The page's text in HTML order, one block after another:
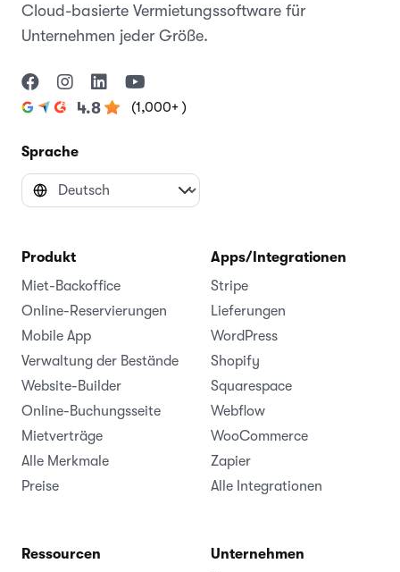
Cloud-basierte Vermietungssoftware für
Unternehmen jeder Größe.
4.8 (1,000+ )
Sprache
Produkt
Miet-Backoffice
Online-Reservierungen
Mobile App
Verwaltung der Bestände
Website-Builder
Online-Buchungsseite
Mietverträge
Alle Merkmale
Preise
Apps/Integrationen
Stripe
Lieferungen
WordPress
Shopify
Squarespace
Webflow
WooCommerce
Zapier
Alle Integrationen
Ressourcen
Unternehmen